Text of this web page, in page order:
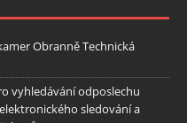
Obranně Technická
vyhledávání odposlechu
sledování a